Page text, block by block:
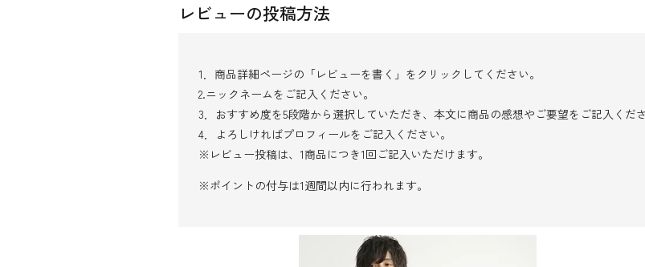
レビューの投稿方法
1．商品詳細ページの「レビューを書く」をクリックしてください。
2.ニックネームをご記入ください。
3．おすすめ度を5段階から選択していただき、本文に商品の感想やご要望をご記入くださ
4．よろしければプロフィールをご記入ください。
※レビュー投稿は、1商品につき1回ご記入いただけます。
※ポイントの付与は1週間以内に行われます。